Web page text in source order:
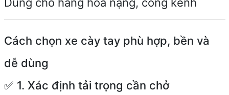
Cách chọn xe cày tay phù hợp, bền và
dễ dùng
✅ 1. Xác định tải trọng cần chở